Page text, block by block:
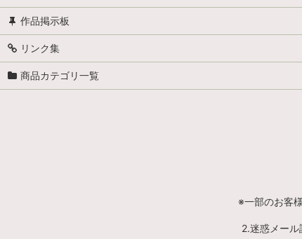
作品掲示板
リンク集
商品カテゴリ一覧
※一部のお客
2.迷惑メール